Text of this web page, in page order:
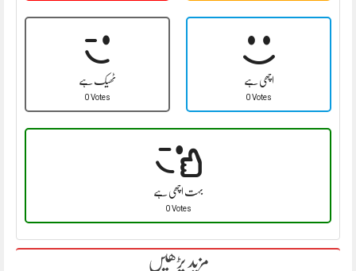
ٹھیک ہے
0 Votes
اچھی ہے
0 Votes
بہت اچھی ہے
0 Votes
مزید پڑھیں